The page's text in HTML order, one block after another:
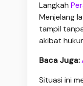
Langkah
Menjelang
tampil
akibat
Baca Juga:
Situasi ini